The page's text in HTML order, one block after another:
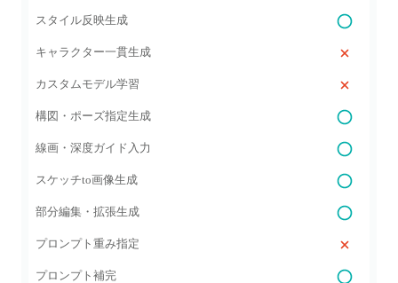
スタイル反映生成
キャラクター一貫生成
カスタムモデル学習
構図・ポーズ指定生成
線画・深度ガイド入力
スケッチto画像生成
部分編集・拡張生成
プロンプト重み指定
プロンプト補完